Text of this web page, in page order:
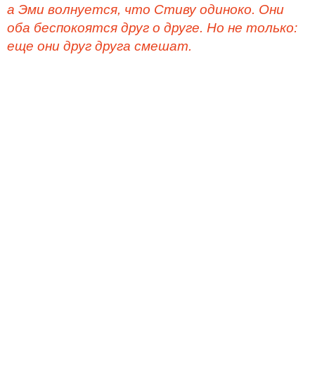
а Эми волнуется, что Стиву одиноко. Они
оба беспокоятся друг о друге. Но не только:
еще они друг друга смешат.